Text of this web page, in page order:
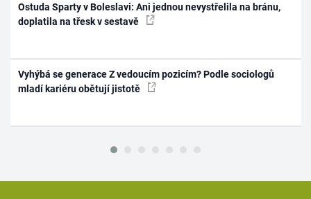
Ostuda Sparty v Boleslavi: Ani jednou nevystřelila na bránu,
doplatila na třesk v sestavě
Vyhýbá se generace Z vedoucím pozicím? Podle sociologů
mladí kariéru obětují jistotě